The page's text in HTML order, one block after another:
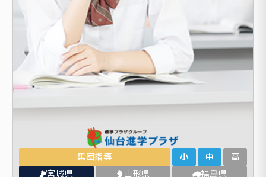
集団指導 小 中 高
宮城県 山形県 福島県